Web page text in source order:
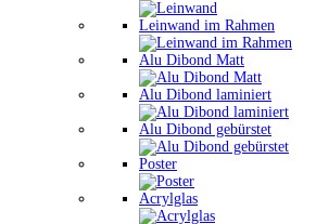
Leinwand im Rahmen
Alu Dibond Matt
Alu Dibond laminiert
Alu Dibond gebürstet
Poster
Acrylglas